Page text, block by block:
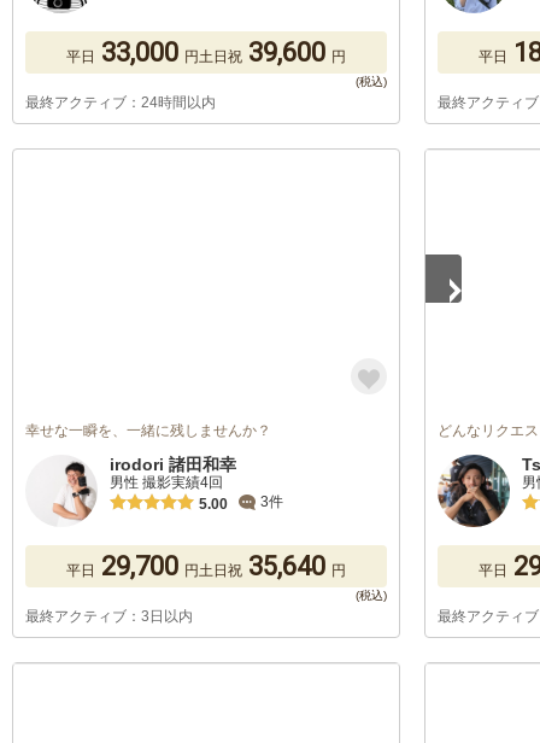
平日 33,000 円土日祝 39,600 円
最終アクティブ：24時間以内
平日
最終アクティ
幸せな一瞬を、一緒に残しませんか？
irodori 諸田和幸
男性 撮影実績4回
5.00
3件
平日 29,700 円土日祝 35,640 円
最終アクティブ：3日以内
どんなリクエ
男
平日
最終アクティ